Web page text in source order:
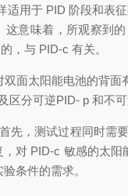
用于 PID 阶段和表
意味着，所观察到
，与 PID-c 有关。
太阳能电池的背面
分可逆PID- p 和不可
，测试过程同时需
对 PID-c 敏感的太
条件的需求。